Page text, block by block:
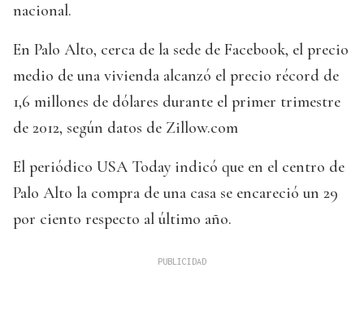
nacional.
En Palo Alto, cerca de la sede de Facebook, el precio
medio de una vivienda alcanzó el precio récord de
1,6 millones de dólares durante el primer trimestre
de 2012, según datos de Zillow.com
El periódico USA Today indicó que en el centro de
Palo Alto la compra de una casa se encareció un 29
por ciento respecto al último año.